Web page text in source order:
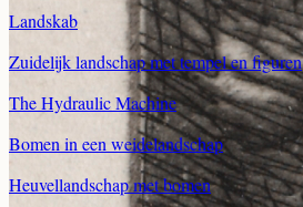
Landskab
Zuidelijk landschap met tempel en figuren
The Hydraulic Machine
Bomen in een weidelandschap
Heuvellandschap met bomen